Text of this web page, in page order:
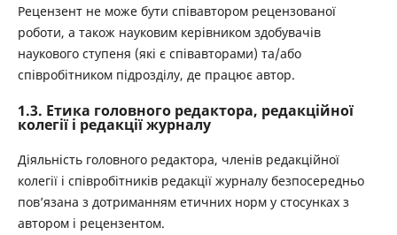
Рецензент не може бути співавтором рецензованої
роботи, а також науковим керівником здобувачів
наукового ступеня (які є співавторами) та/або
співробітником підрозділу, де працює автор.
1.3. Етика головного редактора, редакційної
колегії і редакції журналу
Діяльність головного редактора, членів редакційної
колегії і співробітників редакції журналу безпосередньо
пов’язана з дотриманням етичних норм у стосунках з
автором і рецензентом.